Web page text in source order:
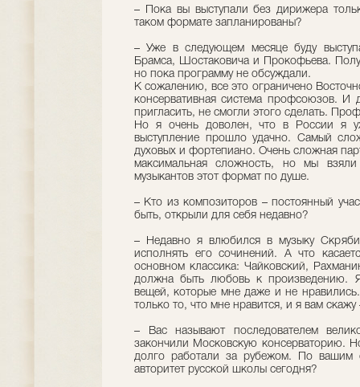
– Пока вы выступали без дирижера
таком формате запланированы?
– Уже в следующем месяце буду
Брамса, Шостаковича и Прокофьева.
но пока программу не обсуждали.
К сожалению, все это ограничено
консервативная система профсоюзов. И
пригласить, не смогли этого сделать.
Но я очень доволен, что в России я
выступление прошло удачно. Самый
духовых и фортепиано. Очень сложная
максимальная сложность, но мы
музыкантов этот формат по душе.
– Кто из композиторов – постоянный
быть, открыли для себя недавно?
– Недавно я влюбился в музыку
исполнять его сочинений. А что
основном классика: Чайковский,
должна быть любовь к произведению.
вещей, которые мне даже и не
только то, что мне нравится, и я вам
– Вас называют последователем
закончили Московскую консерваторию.
долго работали за рубежом. По вашим
авторитет русской школы сегодня?